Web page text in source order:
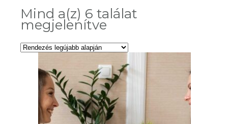
Mind a(z) 6 találat
megjelenítve
latest